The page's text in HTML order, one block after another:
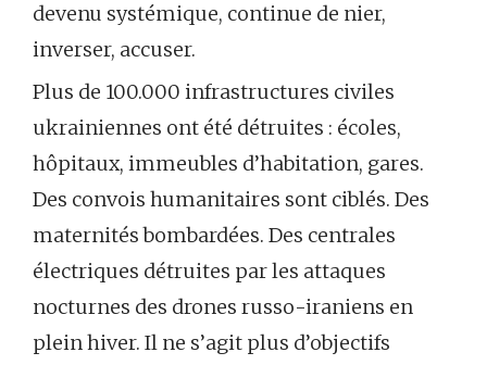
devenu systémique, continue de nier,
inverser, accuser.
Plus de 100.000 infrastructures civiles
ukrainiennes ont été détruites : écoles,
hôpitaux, immeubles d’habitation, gares.
Des convois humanitaires sont ciblés. Des
maternités bombardées. Des centrales
électriques détruites par les attaques
nocturnes des drones russo-iraniens en
plein hiver. Il ne s’agit plus d’objectifs